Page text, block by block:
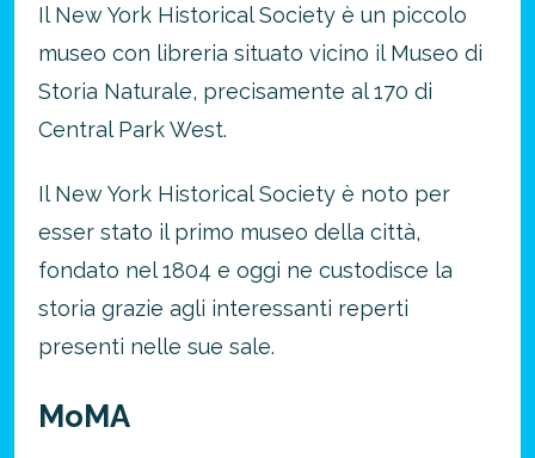
Il New York Historical Society è un piccolo
museo con libreria situato vicino il Museo di
Storia Naturale, precisamente al 170 di
Central Park West.
Il New York Historical Society è noto per
esser stato il primo museo della città,
fondato nel 1804 e oggi ne custodisce la
storia grazie agli interessanti reperti
presenti nelle sue sale.
MoMA